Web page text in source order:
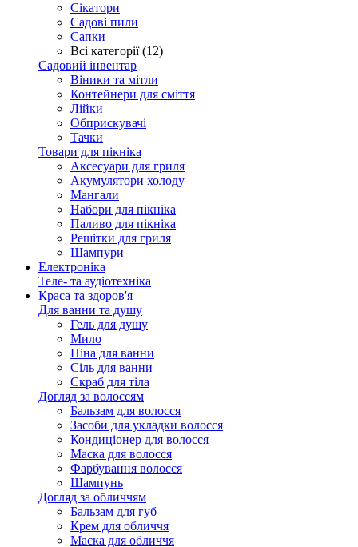
Сікатори
Садові пили
Сапки
Всі категорії (12)
Садовий інвентар
Віники та мітли
Контейнери для сміття
Лійки
Обприскувачі
Тачки
Товари для пікніка
Аксесуари для гриля
Акумулятори холоду
Мангали
Набори для пікніка
Паливо для пікніка
Решітки для гриля
Шампури
Електроніка
Теле- та аудіотехніка
Краса та здоров'я
Для ванни та душу
Гель для душу
Мило
Піна для ванни
Сіль для ванни
Скраб для тіла
Догляд за волоссям
Бальзам для волосся
Засоби для укладки волосся
Кондиціонер для волосся
Маска для волосся
Фарбування волосся
Шампунь
Догляд за обличчям
Бальзам для губ
Крем для обличчя
Маска для обличчя